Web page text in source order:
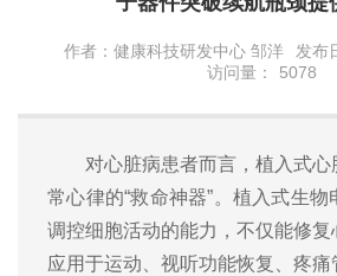
作者：健康科技研发中心 邹洋
发布
访问量：
5078
对心脏病患者而言，植入式
常心律的“救命神器”。植入式生
调控细胞活动的能力，不仅能修复
应用于运动、视听功能恢复、疼